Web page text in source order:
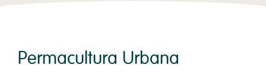
Permacultura Urbana